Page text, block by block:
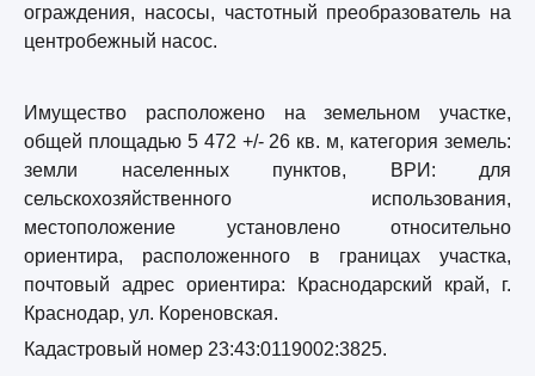
ограждения, насосы, частотный преобразователь на
центробежный насос.
Имущество расположено на земельном участке,
общей площадью 5 472 +/- 26 кв. м, категория земель:
земли населенных пунктов, ВРИ: для
сельскохозяйственного использования,
местоположение установлено относительно
ориентира, расположенного в границах участка,
почтовый адрес ориентира: Краснодарский край, г.
Краснодар, ул. Кореновская.
Кадастровый номер 23:43:0119002:3825.